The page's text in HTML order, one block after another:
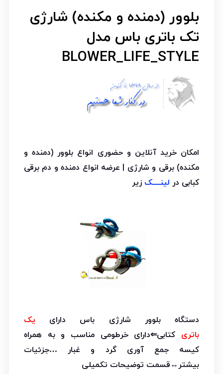
بلوور (دمنده و مکنده) شارژی
تک باتری باس مدل
BLOWER_LIFE_STYLE
امکان خرید آنلاین و حضوری انواع بلوور (دمنده و
مکنده) برقی و شارژی | عرضه انواع دمنده و دم برقی
کبابی در لینــــک زیر
دستگاه بلوور شارژی باس دارای یک
باتری کتابی⇐دارای خرطومی مناسب و به همراه
کیسه جمع آوری گرد و غبار …جزئیات
بیشتر↔قسمت توضیحات تکمیلی